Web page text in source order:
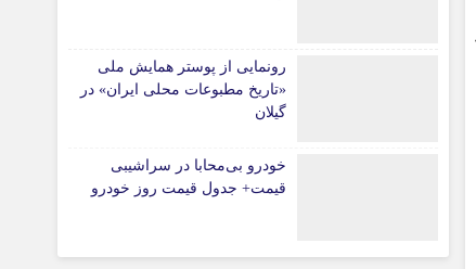
رونمایی از پوستر همایش ملی
«تاریخ مطبوعات محلی ایران» در
گیلان
خودرو بی‌محابا در سراشیبی
قیمت+ جدول قیمت روز خودرو